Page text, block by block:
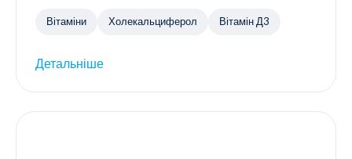
Вітаміни Холекальциферол Вітамін Д3
Детальніше